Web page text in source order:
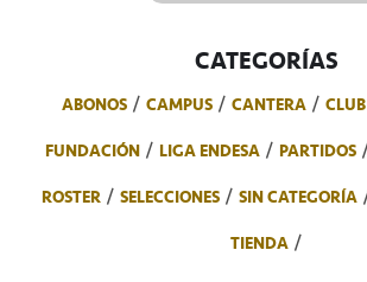
CATEGORÍAS
ABONOS CAMPUS CANTERA CLUB
FUNDACIÓN
LIGA ENDESA PARTIDOS
ROSTER
SELECCIONES SIN CATEGORÍA
TIENDA